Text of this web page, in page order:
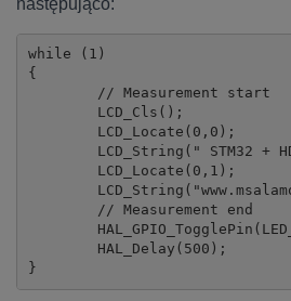
następująco:
while (1)
{
}